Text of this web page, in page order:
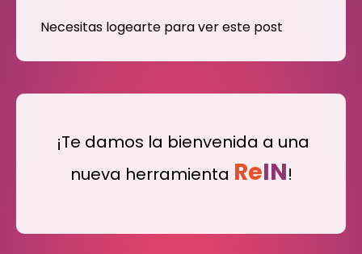
Necesitas logearte para ver este post
¡Te damos la bienvenida a una
nueva herramienta ReIN!